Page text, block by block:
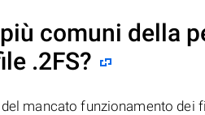
comuni della
.2FS?
mancato funzionamento dei